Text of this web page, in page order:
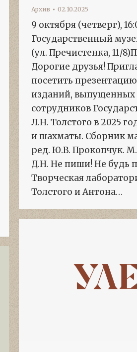
Архив 02.10.2025
9 октября (четверг),
Государственный
(ул. Пречистенка, 11/
Дорогие друзья!
посетить
изданий, выпущенных
сотрудников
Л.Н. Толстого в 2025
и шахматы. Сборник
ред. Ю.В. Прокопчук.
Д.Н. Не пиши! Не будь
Творческая
Толстого и Антона…